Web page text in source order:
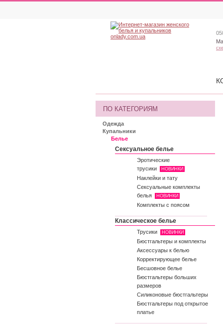
ПО КАТЕГОРИЯМ
Одежда
Купальники
Белье
Сексуальное белье
Эротические
трусики
НОВИНКИ
Наклейки и тату
Сексуальные комплекты
белья
НОВИНКИ
Комплекты с поясом
Классическое белье
Трусики НОВИНКИ
Бюстгальтеры и комплекты
Аксессуары к белью
Корректирующее белье
Бесшовное белье
Бюстгальтеры больших
размеров
Силиконовые бюстгальтеры
Бюстгальтеры под открытое
платье